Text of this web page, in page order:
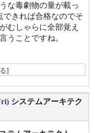
な毒劇物の量が載っ
できれば合格なのでそ
むしゃらに全部覚え
うことですね。
]
システムアーキテク